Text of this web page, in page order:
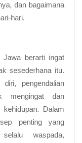
dan bagaimana
hari.
Jawa berarti ingat
sesederhana itu.
pengendalian
mengingat dan
Dalam
penting yang
waspada,